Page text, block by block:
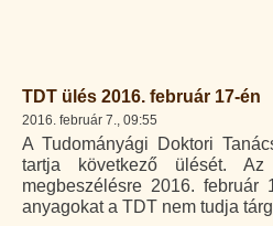
TDT ülés 2016. február 17-én
2016. február 7., 09:55
A Tudományági Doktori
tartja következő ülését. Az
megbeszélésre 2016.
anyagokat a TDT nem tudja